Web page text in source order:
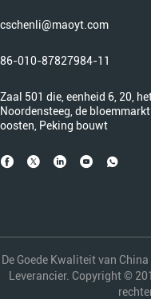
cschenli@maoyt.com
86-010-87827984-11
Zaal 501 die, eenheid 6, 20,
Noordensteeg, de
oosten, Peking bouwt
De Goede Kwaliteit van
Leverancier. Copyright ©